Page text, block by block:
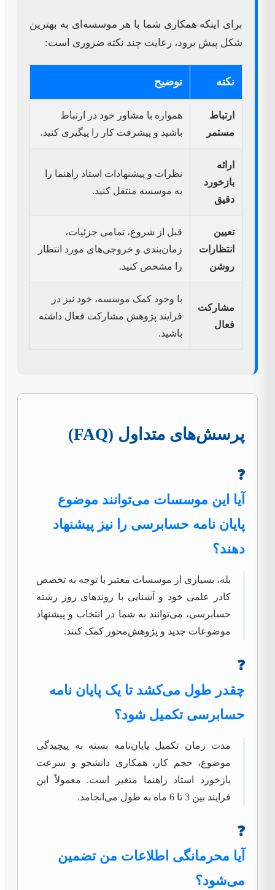
برای اینکه همکاری شما با هر موسسه‌ای به بهترین
شکل پیش برود، رعایت چند نکته ضروری است:
نکته توضیح
ارتباط
مستمر
همواره با مشاور خود در ارتباط
باشید و پیشرفت کار را پیگیری کنید.
ارائه
بازخورد
دقیق
نظرات و پیشنهادات استاد راهنما را
به موسسه منتقل کنید.
تعیین
انتظارات
روشن
قبل از شروع، تمامی جزئیات،
زمان‌بندی و خروجی‌های مورد انتظار
را مشخص کنید.
مشارکت
فعال
با وجود کمک موسسه، خود نیز در
فرایند پژوهش مشارکت فعال داشته
باشید.
پرسش‌های متداول (FAQ)
❓
آیا این موسسات می‌توانند موضوع
پایان نامه حسابرسی را نیز پیشنهاد
دهند؟
بله، بسیاری از موسسات معتبر با توجه به تخصص
کادر علمی خود و آشنایی با روندهای روز رشته
حسابرسی، می‌توانند به شما در انتخاب و پیشنهاد
موضوعات جدید و پژوهش‌محور کمک کنند.
❓
چقدر طول می‌کشد تا یک پایان نامه
حسابرسی تکمیل شود؟
مدت زمان تکمیل پایان‌نامه بسته به پیچیدگی
موضوع، حجم کار، همکاری دانشجو و سرعت
بازخورد استاد راهنما متغیر است. معمولاً این
فرایند بین 3 تا 6 ماه به طول می‌انجامد.
❓
آیا محرمانگی اطلاعات من تضمین
می‌شود؟